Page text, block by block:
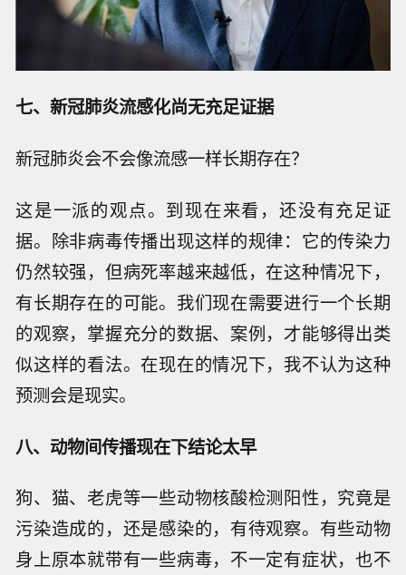
七、新冠肺炎流感化尚无充足证据
新冠肺炎会不会像流感一样长期存在？
这是一派的观点。到现在来看，还没有充足证
据。除非病毒传播出现这样的规律：它的传染力
仍然较强，但病死率越来越低，在这种情况下，
有长期存在的可能。我们现在需要进行一个长期
的观察，掌握充分的数据、案例，才能够得出类
似这样的看法。在现在的情况下，我不认为这种
预测会是现实。
八、动物间传播现在下结论太早
狗、猫、老虎等一些动物核酸检测阳性，究竟是
污染造成的，还是感染的，有待观察。有些动物
身上原本就带有一些病毒，不一定有症状，也不